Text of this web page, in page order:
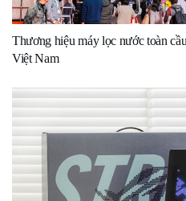
Thương hiệu máy lọc nước toàn
Việt Nam